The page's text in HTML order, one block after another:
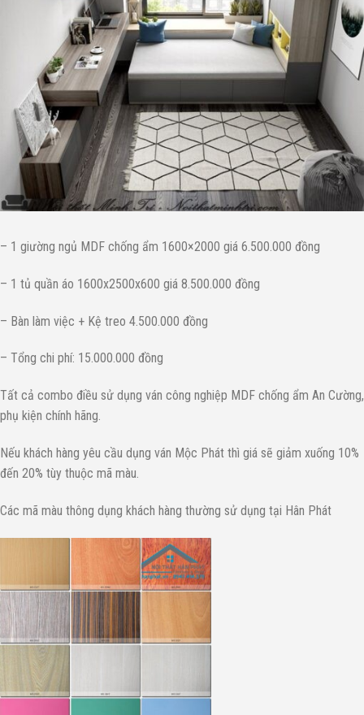
– 1 giường ngủ MDF chống ẩm 1600×2000 giá 6.500.000 đồng
– 1 tủ quần áo 1600x2500x600 giá 8.500.000 đồng
– Bàn làm việc + Kệ treo 4.500.000 đồng
– Tổng chi phí: 15.000.000 đồng
Tất cả combo điều sử dụng ván công nghiệp MDF chống ẩm An Cường,
phụ kiện chính hãng.
Nếu khách hàng yêu cầu dụng ván Mộc Phát thì giá sẽ giảm xuống 10%
đến 20% tùy thuộc mã màu.
Các mã màu thông dụng khách hàng thường sử dụng tại Hân Phát